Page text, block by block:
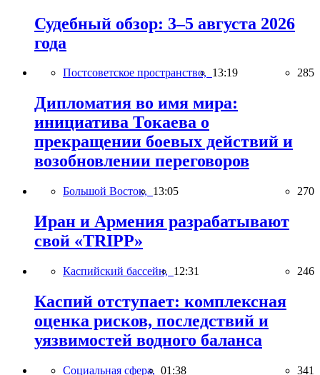
Судебный обзор: 3–5 августа 2026
года
Постсоветское пространство, 13:19 285
Дипломатия во имя мира:
инициатива Токаева о
прекращении боевых действий и
возобновлении переговоров
Большой Восток, 13:05 270
Иран и Армения разрабатывают
свой «TRIPP»
Каспийский бассейн, 12:31 246
Каспий отступает: комплексная
оценка рисков, последствий и
уязвимостей водного баланса
Социальная сфера, 01:38 341